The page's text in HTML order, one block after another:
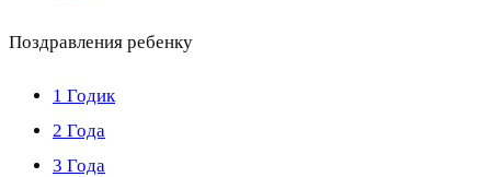
Поздравления ребенку
1 Годик
2 Года
3 Года